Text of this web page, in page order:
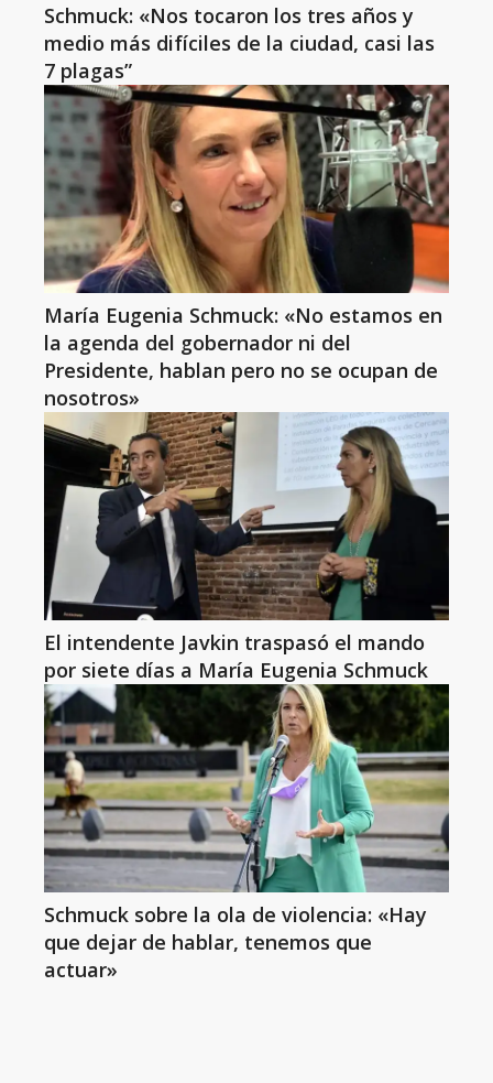
Schmuck: «Nos tocaron los tres años y
medio más difíciles de la ciudad, casi las
7 plagas”
María Eugenia Schmuck: «No estamos en
la agenda del gobernador ni del
Presidente, hablan pero no se ocupan de
nosotros»
El intendente Javkin traspasó el mando
por siete días a María Eugenia Schmuck
Schmuck sobre la ola de violencia: «Hay
que dejar de hablar, tenemos que
actuar»